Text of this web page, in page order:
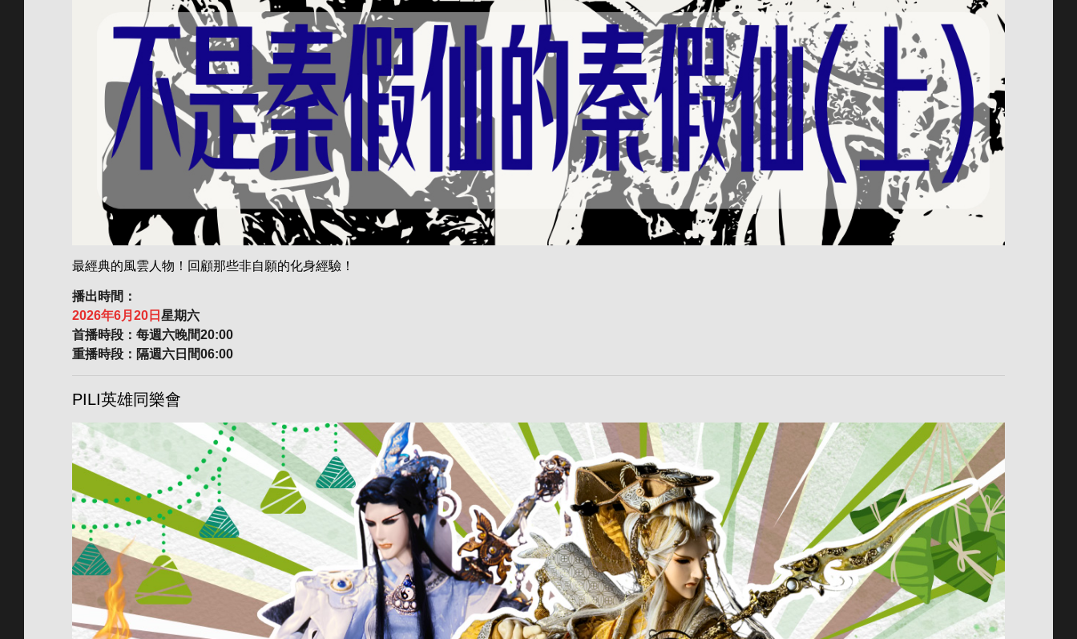
最經典的風雲人物！回顧那些非自願的化身經驗！
播出時間：
2026年6月20日 星期六
首播時段：每週六晚間20:00
重播時段：隔週六日間06:00
PILI英雄同樂會